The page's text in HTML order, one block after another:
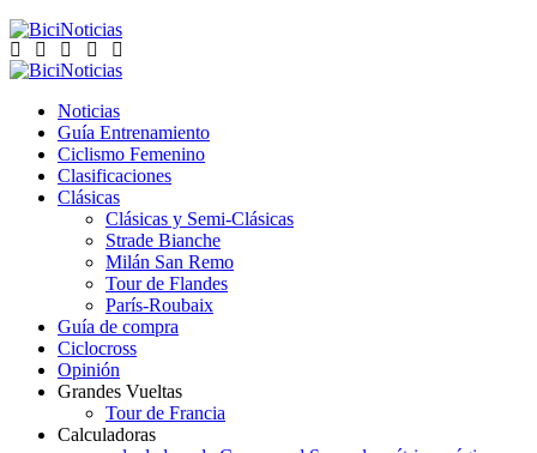
Noticias
Guía Entrenamiento
Ciclismo Femenino
Clasificaciones
Clásicas
Clásicas y Semi-Clásicas
Strade Bianche
Milán San Remo
Tour de Flandes
París-Roubaix
Guía de compra
Ciclocross
Opinión
Grandes Vueltas
Tour de Francia
Calculadoras